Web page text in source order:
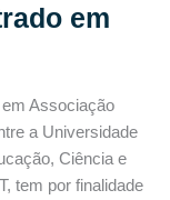
em
Associação
a Universidade
Ciência e
tem por finalidade